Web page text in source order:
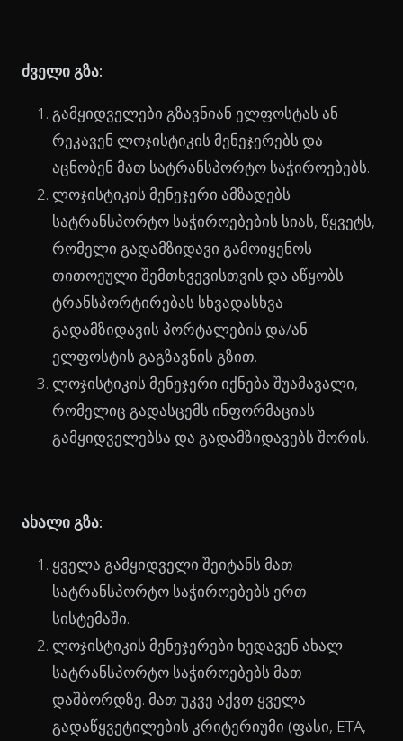
ძველი გზა:
გამყიდველები გზავნიან ელფოსტას ან
რეკავენ ლოჯისტიკის მენეჯერებს და
აცნობენ მათ სატრანსპორტო საჭიროებებს.
ლოჯისტიკის მენეჯერი ამზადებს
სატრანსპორტო საჭიროებების სიას, წყვეტს,
რომელი გადამზიდავი გამოიყენოს
თითოეული შემთხვევისთვის და აწყობს
ტრანსპორტირებას სხვადასხვა
გადამზიდავის პორტალების და/ან
ელფოსტის გაგზავნის გზით.
ლოჯისტიკის მენეჯერი იქნება შუამავალი,
რომელიც გადასცემს ინფორმაციას
გამყიდველებსა და გადამზიდავებს შორის.
ახალი გზა:
ყველა გამყიდველი შეიტანს მათ
სატრანსპორტო საჭიროებებს ერთ
სისტემაში.
ლოჯისტიკის მენეჯერები ხედავენ ახალ
სატრანსპორტო საჭიროებებს მათ
დაშბორდზე. მათ უკვე აქვთ ყველა
გადაწყვეტილების კრიტერიუმი (ფასი, ETA,